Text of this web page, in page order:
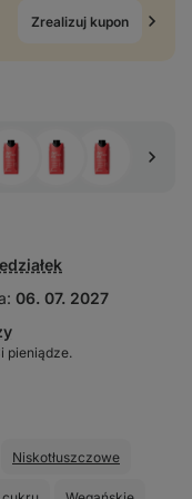
Zrealizuj kupon
06. 07. 2027
pieniądze.
Niskotłuszczowe